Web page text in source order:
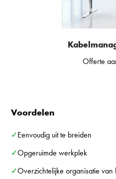
Offerte
Voordelen
✓Eenvoudig uit te breiden
✓Opgeruimde werkplek
✓Overzichtelijke organisatie van